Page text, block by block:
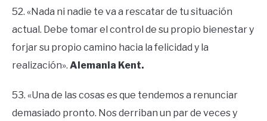
52. «Nada ni nadie te va a rescatar de tu situación
actual. Debe tomar el control de su propio bienestar y
forjar su propio camino hacia la felicidad y la
realización». Alemania Kent.
53. «Una de las cosas es que tendemos a renunciar
demasiado pronto. Nos derriban un par de veces y